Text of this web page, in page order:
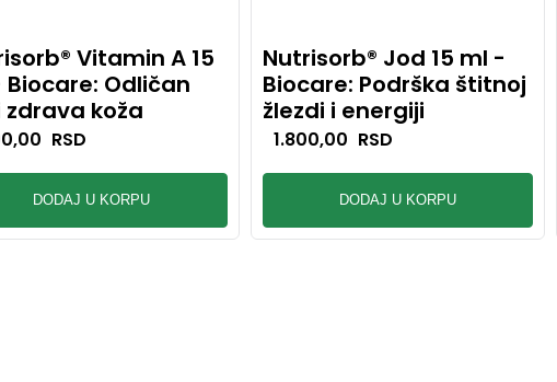
Vitamin A 15
Odličan
zdrava koža
RSD
DODAJ U KORPU
Nutrisorb® Jod 15 ml -
Biocare: Podrška štitnoj
žlezdi i energiji
1.800,00 RSD
DODAJ U KORPU